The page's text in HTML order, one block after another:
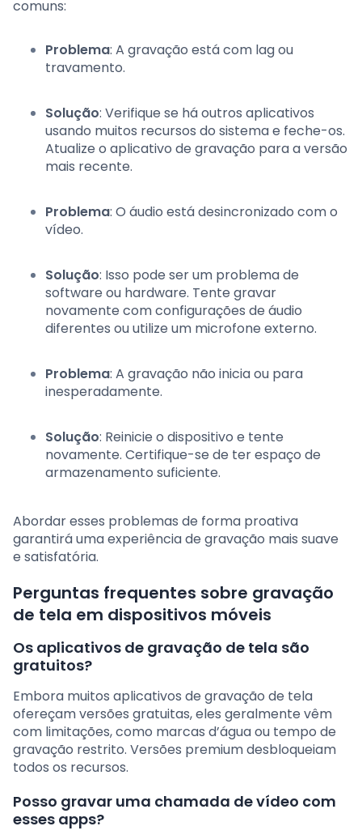
comuns:
Problema: A gravação está com lag ou
travamento.
Solução: Verifique se há outros aplicativos
usando muitos recursos do sistema e feche-os.
Atualize o aplicativo de gravação para a versão
mais recente.
Problema: O áudio está desincronizado com o
vídeo.
Solução: Isso pode ser um problema de
software ou hardware. Tente gravar
novamente com configurações de áudio
diferentes ou utilize um microfone externo.
Problema: A gravação não inicia ou para
inesperadamente.
Solução: Reinicie o dispositivo e tente
novamente. Certifique-se de ter espaço de
armazenamento suficiente.
Abordar esses problemas de forma proativa
garantirá uma experiência de gravação mais suave
e satisfatória.
Perguntas frequentes sobre gravação
de tela em dispositivos móveis
Os aplicativos de gravação de tela são
gratuitos?
Embora muitos aplicativos de gravação de tela
ofereçam versões gratuitas, eles geralmente vêm
com limitações, como marcas d’água ou tempo de
gravação restrito. Versões premium desbloqueiam
todos os recursos.
Posso gravar uma chamada de vídeo com
esses apps?